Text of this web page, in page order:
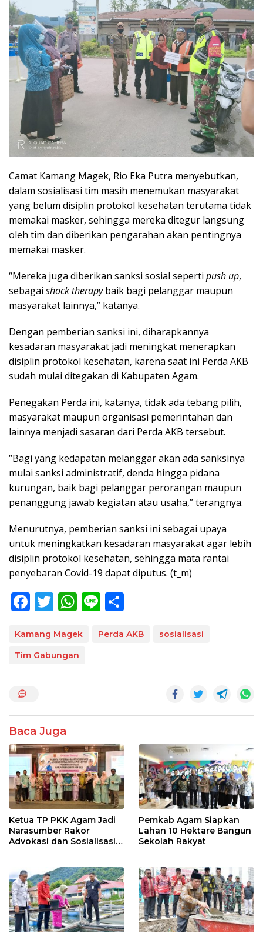
Camat Kamang Magek, Rio Eka Putra menyebutkan,
dalam sosialisasi tim masih menemukan masyarakat
yang belum disiplin protokol kesehatan terutama tidak
memakai masker, sehingga mereka ditegur langsung
oleh tim dan diberikan pengarahan akan pentingnya
memakai masker.
“Mereka juga diberikan sanksi sosial seperti push up,
sebagai shock therapybaik bagi pelanggar maupun
masyarakat lainnya,” katanya.
Dengan pemberian sanksi ini, diharapkannya
kesadaran masyarakat jadi meningkat menerapkan
disiplin protokol kesehatan, karena saat ini Perda AKB
sudah mulai ditegakan di Kabupaten Agam.
Penegakan Perda ini, katanya, tidak ada tebang pilih,
masyarakat maupun organisasi pemerintahan dan
lainnya menjadi sasaran dari Perda AKB tersebut.
“Bagi yang kedapatan melanggar akan ada sanksinya
mulai sanksi administratif, denda hingga pidana
kurungan, baik bagi pelanggar perorangan maupun
penanggung jawab kegiatan atau usaha,” terangnya.
Menurutnya, pemberian sanksi ini sebagai upaya
untuk meningkatkan kesadaran masyarakat agar lebih
disiplin protokol kesehatan, sehingga mata rantai
penyebaran Covid-19 dapat diputus. (t_m)
F
e
b
k
T
itt
er
W
at
s
p
Li
e ar
Kamang Magek Perda AKB
sosialisasi
Tim Gabungan
Baca Juga
Ketua TP PKK Agam Jadi
Narasumber Rakor
Advokasi dan Sosialisasi
Pemkab Agam Siapkan
Lahan 10 Hektare Bangun
Sekolah Rakyat